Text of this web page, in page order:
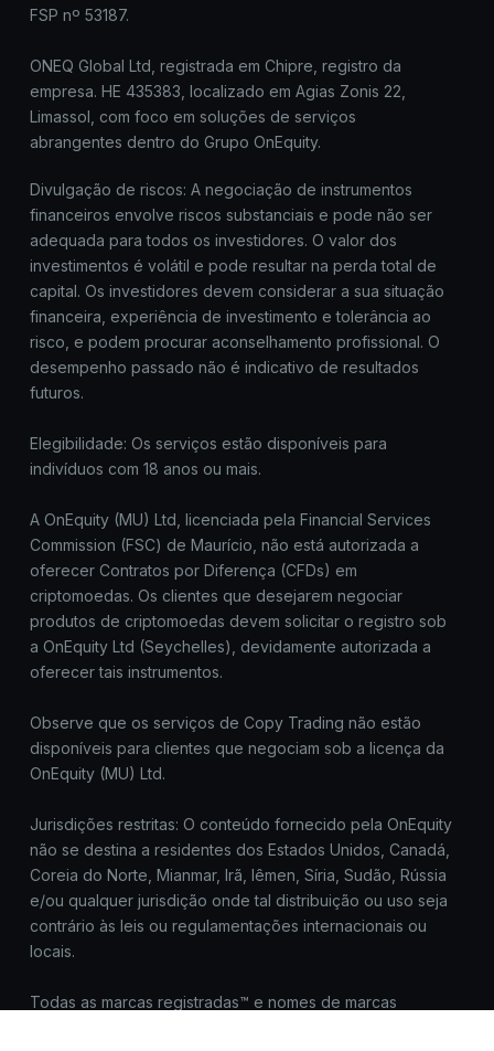
FSP nº 53187.
ONEQ Global Ltd, registrada em Chipre, registro da
empresa. HE 435383, localizado em Agias Zonis 22,
Limassol, com foco em soluções de serviços
abrangentes dentro do Grupo OnEquity.
Divulgação de riscos: A negociação de instrumentos
financeiros envolve riscos substanciais e pode não ser
adequada para todos os investidores. O valor dos
investimentos é volátil e pode resultar na perda total de
capital. Os investidores devem considerar a sua situação
financeira, experiência de investimento e tolerância ao
risco, e podem procurar aconselhamento profissional. O
desempenho passado não é indicativo de resultados
futuros.
Elegibilidade: Os serviços estão disponíveis para
indivíduos com 18 anos ou mais.
A OnEquity (MU) Ltd, licenciada pela Financial Services
Commission (FSC) de Maurício, não está autorizada a
oferecer Contratos por Diferença (CFDs) em
criptomoedas. Os clientes que desejarem negociar
produtos de criptomoedas devem solicitar o registro sob
a OnEquity Ltd (Seychelles), devidamente autorizada a
oferecer tais instrumentos.
Observe que os serviços de Copy Trading não estão
disponíveis para clientes que negociam sob a licença da
OnEquity (MU) Ltd.
Jurisdições restritas: O conteúdo fornecido pela OnEquity
não se destina a residentes dos Estados Unidos, Canadá,
Coreia do Norte, Mianmar, Irã, Iêmen, Síria, Sudão, Rússia
e/ou qualquer jurisdição onde tal distribuição ou uso seja
contrário às leis ou regulamentações internacionais ou
locais.
Todas as marcas registradas™ e nomes de marcas